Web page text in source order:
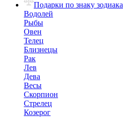
Подарки по знаку зодиака
Водолей
Рыбы
Овен
Телец
Близнецы
Рак
Лев
Дева
Весы
Скорпион
Стрелец
Козерог